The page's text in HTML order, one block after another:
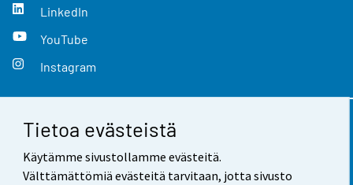
Tietoa evästeistä
Käytämme sivustollamme evästeitä.
Välttämättömiä evästeitä tarvitaan, jotta sivusto
LinkedIn
YouTube
Instagram
Yhteystiedot
Palaute